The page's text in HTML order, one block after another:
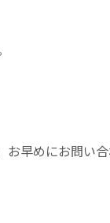
早めにお問い合